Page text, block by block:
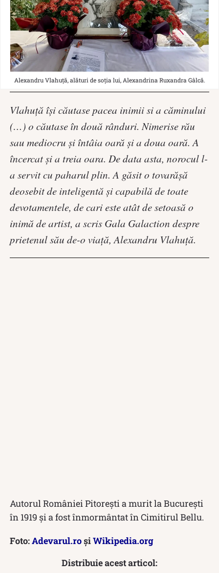
Alexandru Vlahuță, alături de soția lui, Alexandrina Ruxandra Gâlcă.
Vlahuţă îşi căutase pacea inimii si a căminului
(…) o căutase în două rânduri. Nimerise rău
sau mediocru şi întâia oară şi a doua oară. A
încercat şi a treia oara. De data asta, norocul l-
a servit cu paharul plin. A găsit o tovarăşă
deosebit de inteligentă şi capabilă de toate
devotamentele, de cari este atât de setoasă o
inimă de artist, a scris Gala Galaction despre
prietenul său de-o viață, Alexandru Vlahuță.
Autorul României Pitoreşti a murit la Bucureşti
în 1919 şi a fost înmormântat în Cimitirul Bellu.
Foto:Adevarul.roșiWikipedia.org
Distribuie acest articol: